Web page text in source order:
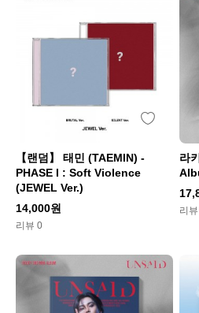
【랜덤】 태민 (TAEMIN) -
PHASE I : Soft Violence
(JEWEL Ver.)
14,000원
리뷰 0
라
리